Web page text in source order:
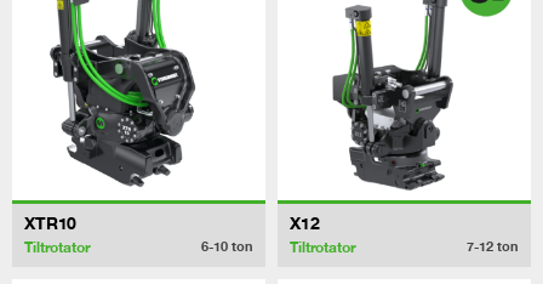
XTR10
Tiltrotator 6-10 ton
X12
Tiltrotator 7-12 ton